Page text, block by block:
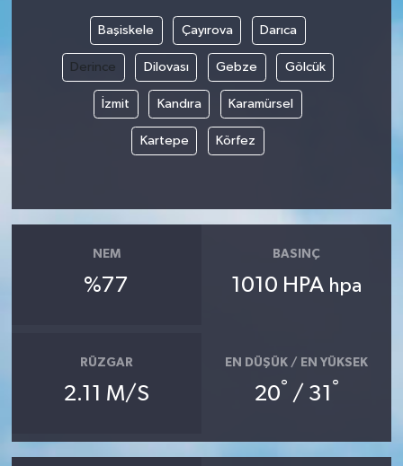
Başiskele Çayırova Darıca
Derince Dilovası Gebze Gölcük
İzmit Kandıra Karamürsel
Kartepe Körfez
NEM
%77
BASINÇ
1010 HPA hpa
RÜZGAR
2.11 M/S
EN DÜŞÜK / EN YÜKSEK
20° / 31 °
Kültür & Sanat
Magazin
Resmi İlanlar
Seri İlan
Siyaset
Sonsöz Özel
Vasıta